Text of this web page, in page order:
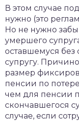
В этом случае
нужно (это
Но не нужно
умершего
оставшемуся без
супругу.
размер
пенсии по
чем для пенсии
скончавшегося
случае, если